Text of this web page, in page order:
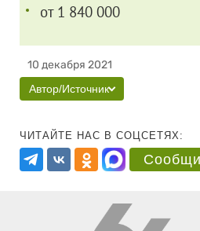
от 1 840 000
10 декабря 2021
Автор/Источник
ЧИТАЙТЕ НАС В СОЦСЕТЯХ: